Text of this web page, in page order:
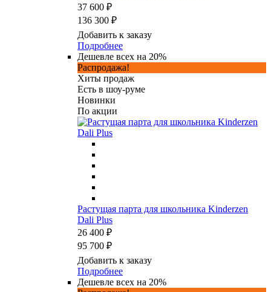
37 600 ₽
136 300 ₽
Добавить к заказу
Подробнее
Дешевле всех на 20%
Распродажа!
Хиты продаж
Есть в шоу-руме
Новинки
По акции
Растущая парта для школьника Kinderzen
Dali Plus
26 400 ₽
95 700 ₽
Добавить к заказу
Подробнее
Дешевле всех на 20%